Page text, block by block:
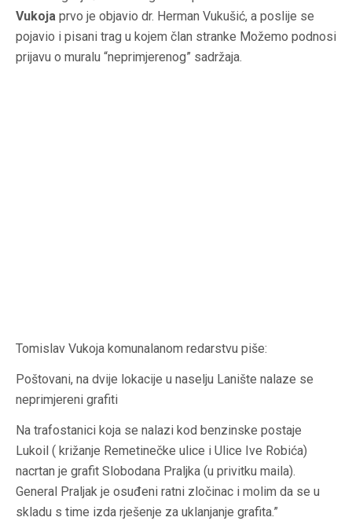
Vukoja prvo je objavio dr. Herman Vukušić, a poslije se
pojavio i pisani trag u kojem član stranke Možemo podnosi
prijavu o muralu “neprimjerenog” sadržaja.
Tomislav Vukoja komunalanom redarstvu piše:
Poštovani, na dvije lokacije u naselju Lanište nalaze se
neprimjereni grafiti
Na trafostanici koja se nalazi kod benzinske postaje
Lukoil ( križanje Remetinečke ulice i Ulice Ive Robića)
nacrtan je grafit Slobodana Praljka (u privitku maila).
General Praljak je osuđeni ratni zločinac i molim da se u
skladu s time izda rješenje za uklanjanje grafita.”